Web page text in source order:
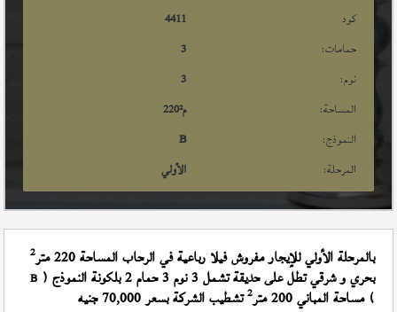
كود
4411
حمامات:
3
نوم:
3
المساحة:
220م²
النموذج:
B
المرحلة:
الأولي
بالمرحلة الأولي للإيجار مفروش فيلا رباعية في الرحاب المساحة 220 متر 2
بحري و شرقي تطل على حديقة تشمل 3 نوم 3 حمام 2 بلكونة النموذج ( B
) مساحة المباني 200 متر 2تشطيب الشركة بسعر 70,000 جنيه